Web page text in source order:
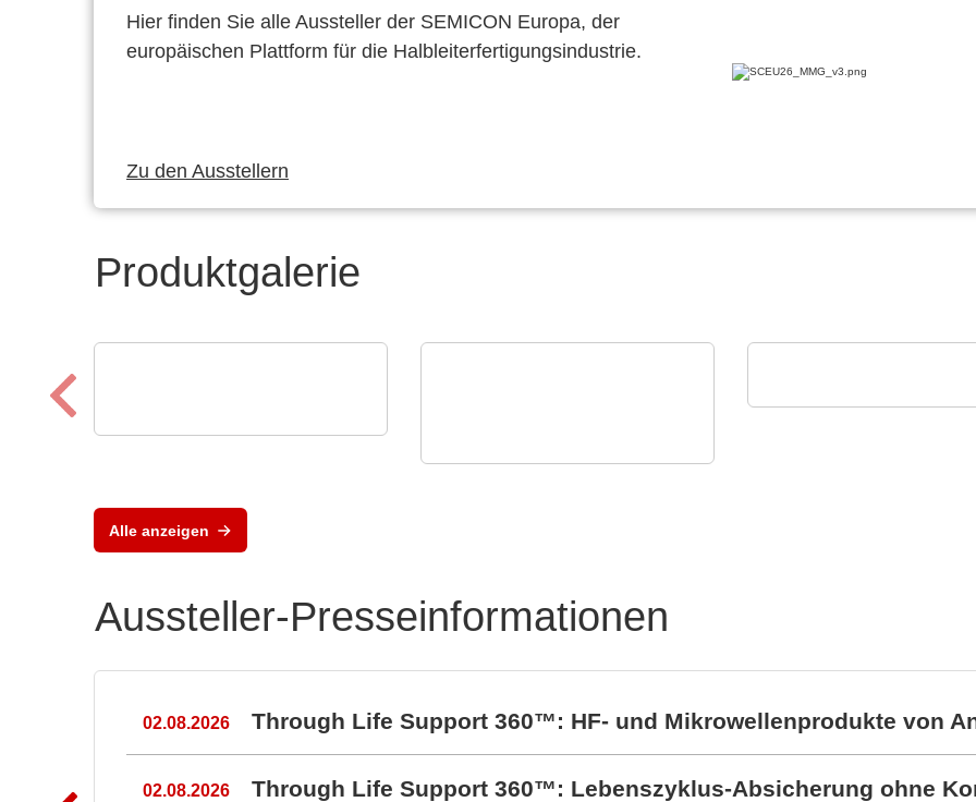
Hier finden Sie alle Aussteller der SEMICON Europa, der
europäischen Plattform für die Halbleiterfertigungsindustrie.
Zu den Ausstellern
Produktgalerie
Alle anzeigen
Aussteller-Presseinformationen
02.08.2026 Through Life Support 360™: HF- und Mikrowellenprodukte von
02.08.2026 Through Life Support 360™: Lebenszyklus-Absicherung ohne